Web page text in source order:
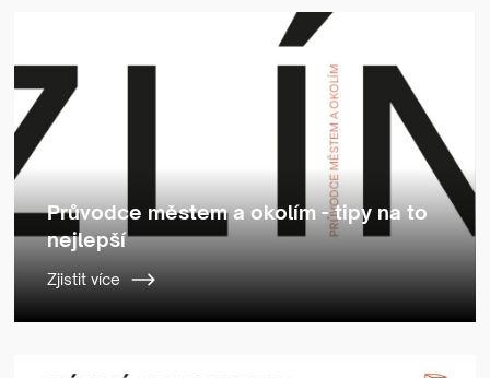
Průvodce městem a okolím - tipy na to
nejlepší
Zjistit více